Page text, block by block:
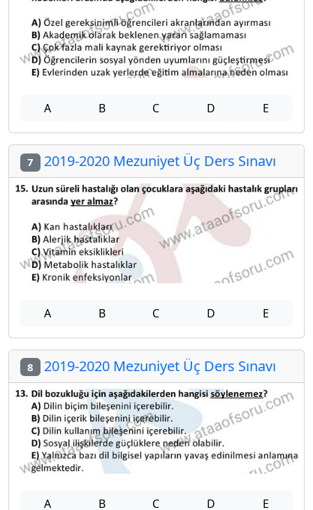
A B C D E
7 2019-2020 Mezuniyet Üç Ders Sınavı
A B C D E
8 2019-2020 Mezuniyet Üç Ders Sınavı
A B C D E